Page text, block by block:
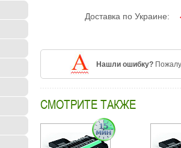
Доставка по Украине:
Нашли ошибку?
СМОТРИТЕ ТАКЖЕ